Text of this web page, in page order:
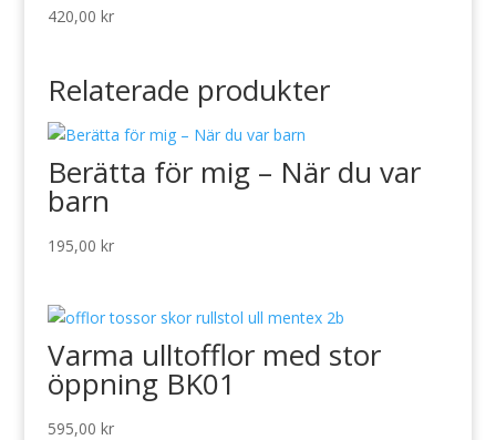
420,00 kr
Relaterade produkter
Berätta för mig – När du var
barn
195,00 kr
Varma ulltofflor med stor
öppning BK01
595,00 kr